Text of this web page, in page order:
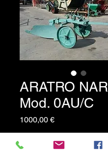
ARATRO
Mod. 0AU/C
1000,00 €Prezzo
Aratro marca Nardi